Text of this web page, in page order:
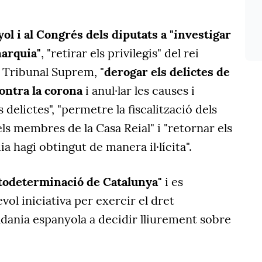
i al Congrés dels diputats a "investigar
, "retirar els privilegis" del rei
Suprem, "derogar els delictes de
la coronai anul·lar les causes i
delictes", "permetre la fiscalització dels
membres de la Casa Reial" i "retornar els
hagi obtingut de manera il·lícita".
de Catalunya" i es
iniciativa per exercir el dret
espanyola a decidir lliurement sobre